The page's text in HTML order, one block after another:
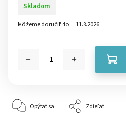
Skladom
Môžeme doručiť do: 11.8.2026
Opýtať sa Zdieľať